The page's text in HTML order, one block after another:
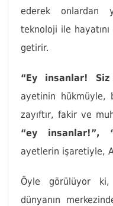
ederek onlardan
teknoloji ile
getirir.
“Ey insanlar! Siz
ayetinin hükmüyle,
zayıftır, fakir ve
“ey insanlar!”,
ayetlerin işaretiyle,
Öyle görülüyor ki,
dünyanın